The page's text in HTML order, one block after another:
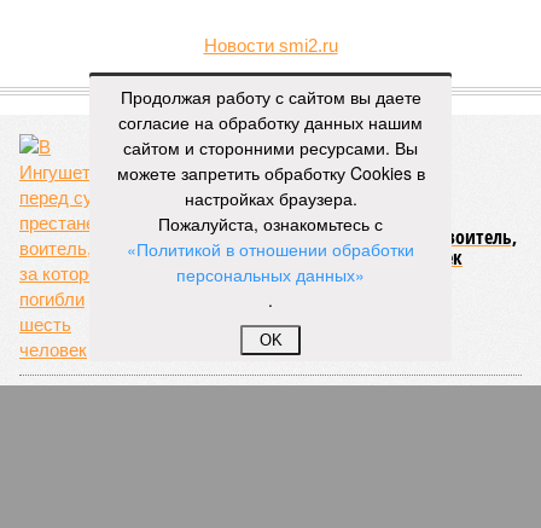
Новости smi2.ru
ЕЩЕ ИЗ РАЗДЕЛА «ОБЩЕСТВО»
В Ингушетии перед судом престанет воитель,
из-за которого погибли шесть человек
Продолжая работу с сайтом вы даете
согласие на обработку данных нашим
сайтом и сторонними ресурсами. Вы
можете запретить обработку Cookies в
настройках браузера.
Пожалуйста, ознакомьтесь с
«Политикой в отношении обработки
персональных данных»
.
OK